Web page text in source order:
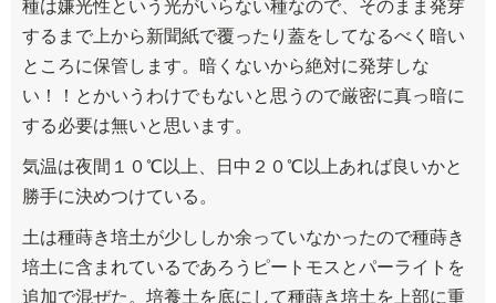
種は嫌光性という光がいらない種なので、そのまま発芽
するまで上から新聞紙で覆ったり蓋をしてなるべく暗い
ところに保管します。暗くないから絶対に発芽しな
い！！とかいうわけでもないと思うので厳密に真っ暗に
する必要は無いと思います。
気温は夜間１０℃以上、日中２０℃以上あれば良いかと
勝手に決めつけている。
土は種蒔き培土が少ししか余っていなかったので種蒔き
培土に含まれているであろうピートモスとパーライトを
追加で混ぜた。培養土を底にして種蒔き培土を上部に重